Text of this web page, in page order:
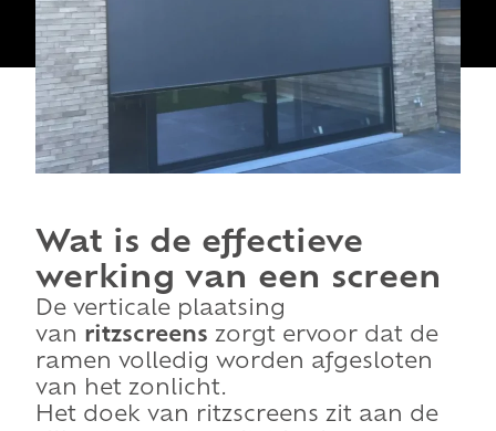
Wat is de effectieve
werking van een screen
De verticale plaatsing
van ritzscreens zorgt ervoor dat de
ramen volledig worden afgesloten
van het zonlicht.
Het doek van ritzscreens zit aan de